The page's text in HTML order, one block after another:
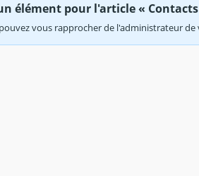
élément pour l'article «
vous rapprocher de l'administrateur